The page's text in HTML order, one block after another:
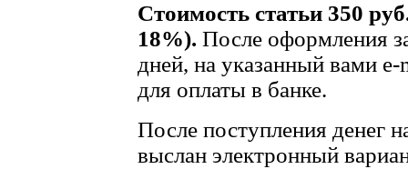
Стоимость статьи 350
18%). После оформления
дней, на указанный вами
для оплаты в банке.
После поступления денег
выслан электронный